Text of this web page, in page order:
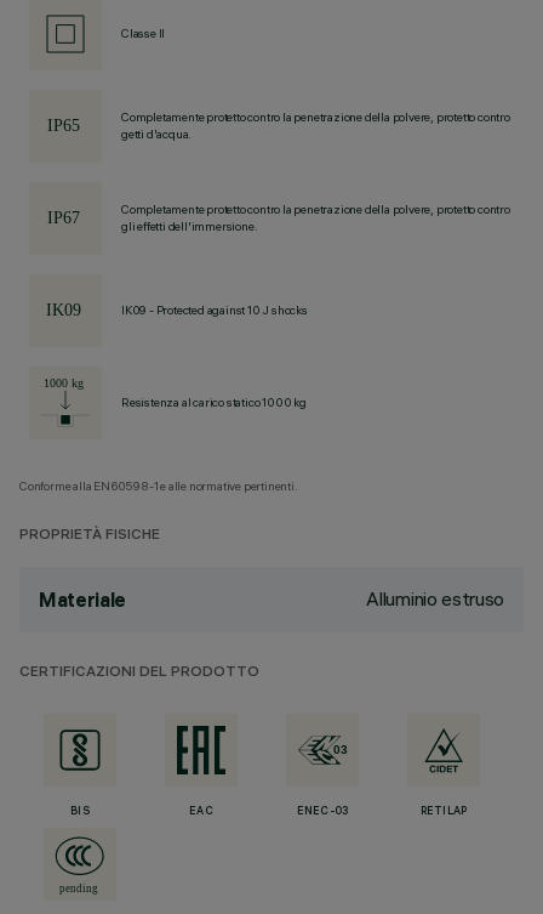
Classe II
Completamente protetto contro la penetrazione della polvere, protetto contro
getti d'acqua.
Completamente protetto contro la penetrazione della polvere, protetto contro
gli effetti dell'immersione.
IK09 - Protected against 10 J shocks
Resistenza al carico statico 1000 kg
Conforme alla EN60598-1 e alle normative pertinenti.
PROPRIETÀ FISICHE
Materiale Alluminio estruso
CERTIFICAZIONI DEL PRODOTTO
BIS EAC ENEC-03 RETILAP